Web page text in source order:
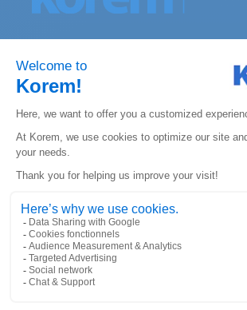
Inscrivez-vous à notre infolettre :
330, St-Vallier Est
Suite 240, Québec, QC
G1K 9C5
KOREM USA